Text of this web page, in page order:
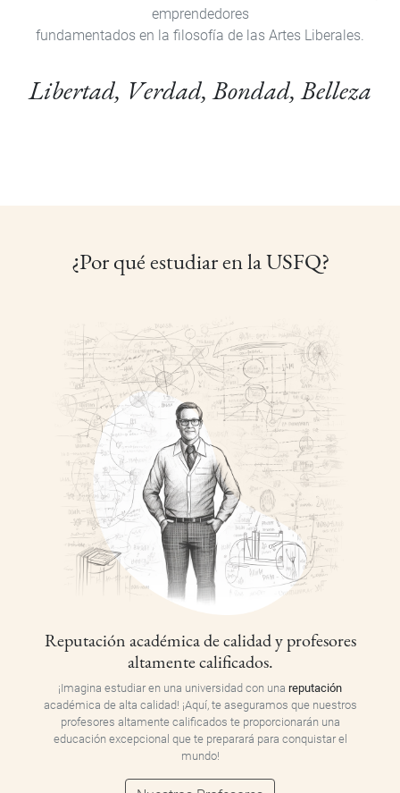
emprendedores
fundamentados en la filosofía de las Artes Liberales.
Libertad, Verdad, Bondad, Belleza
¿Por qué estudiar en la USFQ?
Reputación académica de calidad y profesores
altamente calificados.
¡Imagina estudiar en una universidad con una reputación
académica de alta calidad! ¡Aquí, te aseguramos que nuestros
profesores altamente calificados te proporcionarán una
educación excepcional que te preparará para conquistar el
mundo!